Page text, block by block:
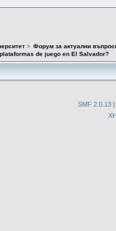
> Форум за актуални
de juego en El Salvador?
SMF 2.0.13|